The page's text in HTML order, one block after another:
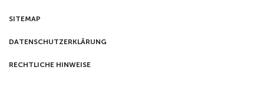
SITEMAP
DATENSCHUTZERKLÄRUNG
RECHTLICHE HINWEISE